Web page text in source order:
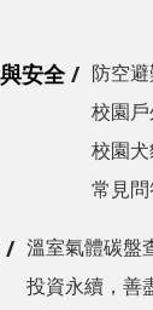
安全 防空
校園
校園
常見
溫室氣體碳盤
投資永續，善